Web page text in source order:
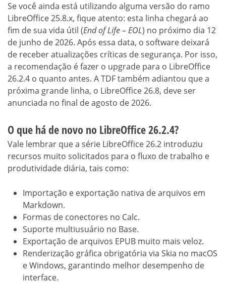
Se você ainda está utilizando alguma versão do ramo
LibreOffice 25.8.x, fique atento: esta linha chegará ao
fim de sua vida útil (End of Life – EOL) no próximo dia 12
de junho de 2026. Após essa data, o software deixará
de receber atualizações críticas de segurança. Por isso,
a recomendação é fazer o upgrade para o LibreOffice
26.2.4 o quanto antes. A TDF também adiantou que a
próxima grande linha, o LibreOffice 26.8, deve ser
anunciada no final de agosto de 2026.
O que há de novo no LibreOffice 26.2.4?
Vale lembrar que a série LibreOffice 26.2 introduziu
recursos muito solicitados para o fluxo de trabalho e
produtividade diária, tais como:
Importação e exportação nativa de arquivos em
Markdown.
Formas de conectores no Calc.
Suporte multiusuário no Base.
Exportação de arquivos EPUB muito mais veloz.
Renderização gráfica obrigatória via Skia no macOS
e Windows, garantindo melhor desempenho de
interface.